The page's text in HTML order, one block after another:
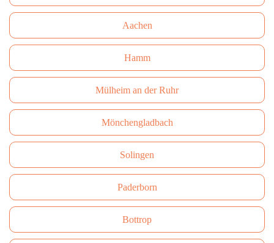
Aachen
Hamm
Mülheim an der Ruhr
Mönchengladbach
Solingen
Paderborn
Bottrop